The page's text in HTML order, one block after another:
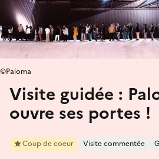
Visite guidée :
ouvre ses portes !
Coup de coeur Visite commentée
©Paloma